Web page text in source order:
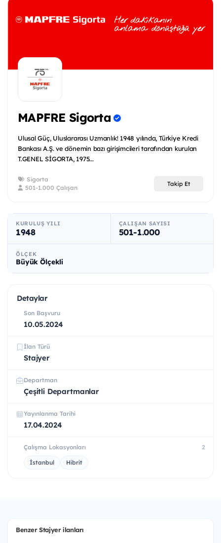
MAPFRE Sigorta
Ulusal Güç, Uluslararası Uzmanlık! 1948 yılında, Türkiye Kredi
Bankası A.Ş. ve dönemin bazı girişimcileri tarafından kurulan
T.GENEL SİGORTA, 1975...
Sigorta
501-1.000 Çalışan
Takip Et
KURULUŞ YILI
1948
ÇALIŞAN SAYISI
501-1.000
ÖLÇEK
Büyük Ölçekli
Detaylar
Son Başvuru
10.05.2024
İlan Türü
Stajyer
Departman
Çeşitli Departmanlar
Yayınlanma Tarihi
17.04.2024
Çalışma Lokasyonları 2
İstanbul Hibrit
Benzer Stajyer ilanları